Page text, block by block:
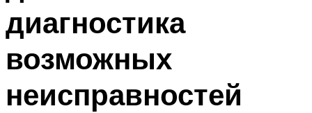
диагностика
возможных
неисправностей